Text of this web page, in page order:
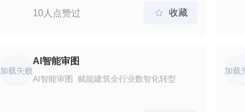
10人点赞过  收藏
加载失败
AI智能审图
AI智能审图 赋能建筑全行业数智化转型
加载